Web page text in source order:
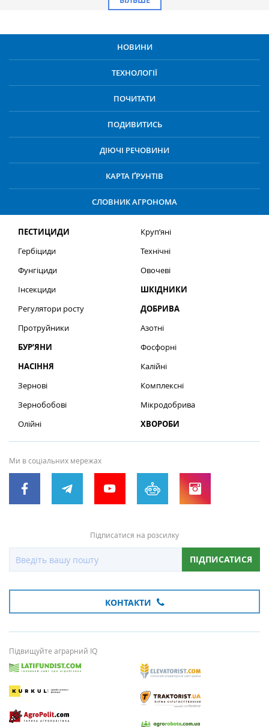
НОВИНИ
ТЕХНОЛОГІЇ
ПОЧИТАТИ
ПОДИВИТИСЬ
ДІЮЧІ РЕЧОВИНИ
КАРТА ҐРУНТІВ
СЛОВНИК АГРОНОМА
ПЕСТИЦИДИ
Гербіциди
Фунгіциди
Інсекциди
Регулятори росту
Протруйники
БУР’ЯНИ
НАСІННЯ
Зернові
Зернобобові
Олійні
Круп’яні
Технічні
Овочеві
ШКІДНИКИ
ДОБРИВА
Азотні
Фосфорні
Калійні
Комплексні
Мікродобрива
ХВОРОБИ
Ми в соціальних мережах
Підписатися на розсилку
ПІДПИСАТИСЯ
КОНТАКТИ
Підвищуйте аграрний IQ